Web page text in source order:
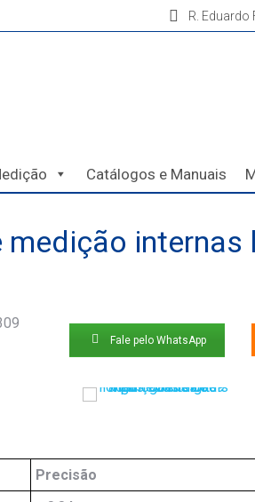
R. Eduardo
Catálogos e Manuais
internas
Fale pelo WhatsApp
Precisão